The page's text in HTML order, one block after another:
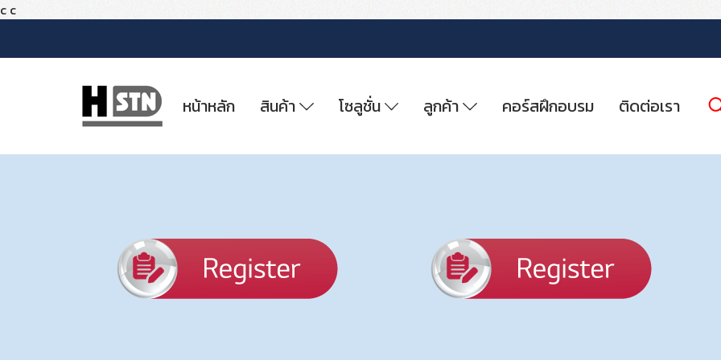
c c
หน้าหลัก สินค้า โซลูชั่น ลูกค้า คอร์สฝึกอบรม ติดต่อเรา